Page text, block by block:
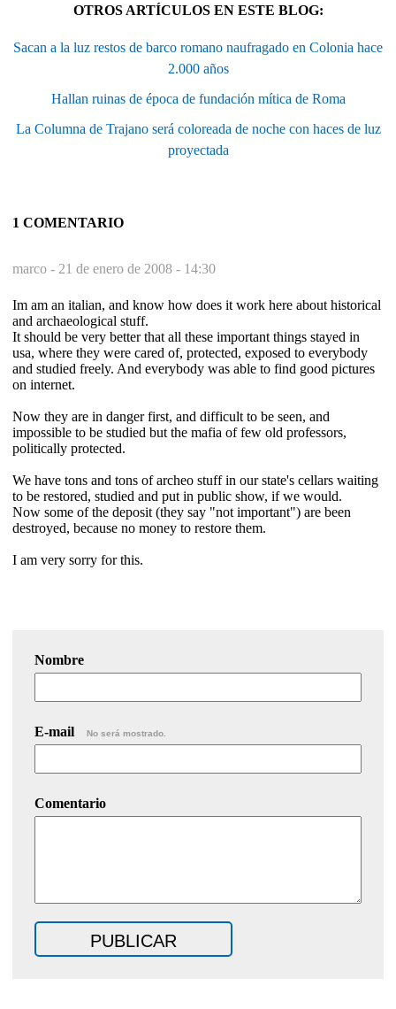
OTROS ARTÍCULOS EN ESTE BLOG:
Sacan a la luz restos de barco romano naufragado en Colonia hace
2.000 años
Hallan ruinas de época de fundación mítica de Roma
La Columna de Trajano será coloreada de noche con haces de luz
proyectada
1 COMENTARIO
marco - 21 de enero de 2008 - 14:30
Im am an italian, and know how does it work here about historical
and archaeological stuff.
It should be very better that all these important things stayed in
usa, where they were cared of, protected, exposed to everybody
and studied freely. And everybody was able to find good pictures
on internet.
Now they are in danger first, and difficult to be seen, and
impossible to be studied but the mafia of few old professors,
politically protected.
We have tons and tons of archeo stuff in our state's cellars waiting
to be restored, studied and put in public show, if we would.
Now some of the deposit (they say "not important") are been
destroyed, because no money to restore them.
I am very sorry for this.
Nombre
E-mail No será mostrado.
Comentario